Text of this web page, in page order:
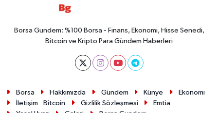
Borsa Gundem: %100 Borsa - Finans, Ekonomi, Hisse Senedi,
Bitcoin ve Kripto Para Gündem Haberleri
Borsa Hakkımızda Gündem Künye
Ekonomi
İletişim
Bitcoin Gizlilik Sözleşmesi
Emtia